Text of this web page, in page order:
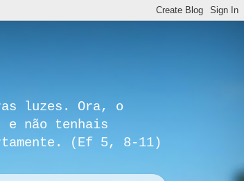
luzes. Ora, o
e não tenhais
(Ef 5, 8-11)